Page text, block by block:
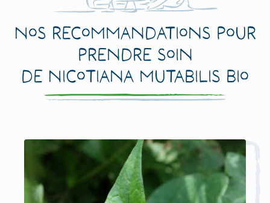
Nos recommandations pour
prendre soin
de Nicotiana mutabilis Bio